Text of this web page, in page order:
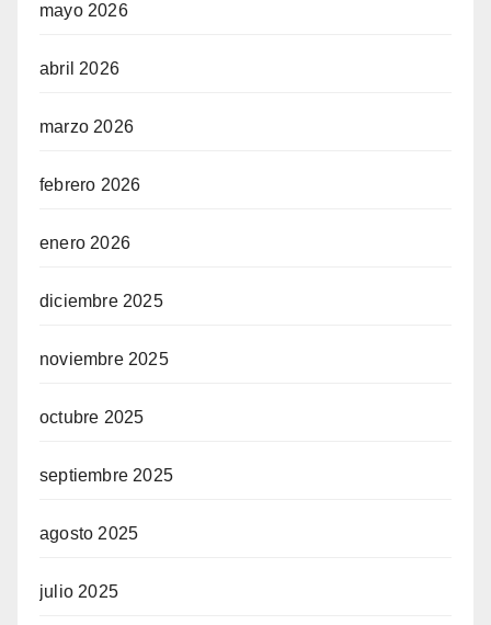
mayo 2026
abril 2026
marzo 2026
febrero 2026
enero 2026
diciembre 2025
noviembre 2025
octubre 2025
septiembre 2025
agosto 2025
julio 2025